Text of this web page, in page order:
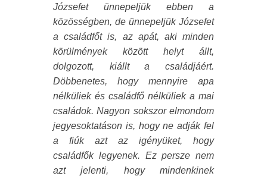
Józsefet ünnepeljük ebben a
közösségben, de ünnepeljük Józsefet
a családfőt is, az apát, aki minden
körülmények között helyt állt,
dolgozott, kiállt a családjáért.
Döbbenetes, hogy mennyire apa
nélküliek és családfő nélküliek a mai
családok. Nagyon sokszor elmondom
jegyesoktatáson is, hogy ne adják fel
a fiúk azt az igényüket, hogy
családfők legyenek. Ez persze nem
azt jelenti, hogy mindenkinek